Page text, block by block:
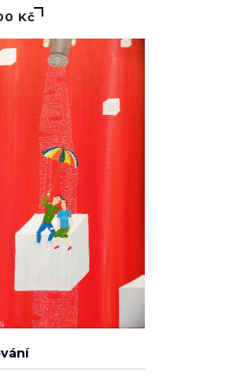
Kč
analytiku (Google Analytics) a reklamní
Google Ads), abychom zlepšili váš
kampaní. Funkční cookies (přihlášení,
aktivní.Zásady ochrany osobních údajů
ODMÍTNOUT